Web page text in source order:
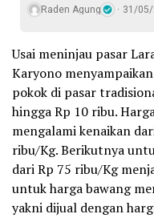
Raden Agung 31/
Usai meninjau pasar
Karyono
pokok di pasar
hingga Rp 10 ribu.
mengalami kenaikan
ribu/Kg. Berikutnya
dari Rp 75 ribu/Kg
untuk harga bawang
yakni dijual dengan